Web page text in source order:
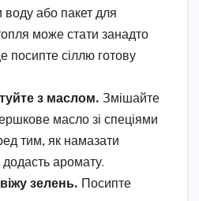
або пакет для
може стати занадто
посипте сіллю готову
з маслом. Змішайте
масло зі спеціями
тим, як намазати
аромату.
зелень. Посипте